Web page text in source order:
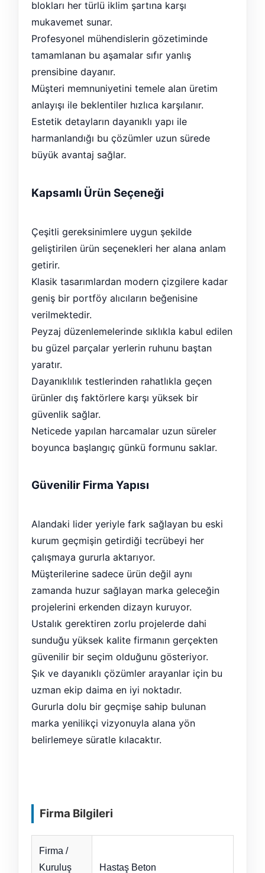
blokları her türlü iklim şartına karşı
mukavemet sunar.
Profesyonel mühendislerin gözetiminde
tamamlanan bu aşamalar sıfır yanlış
prensibine dayanır.
Müşteri memnuniyetini temele alan üretim
anlayışı ile beklentiler hızlıca karşılanır.
Estetik detayların dayanıklı yapı ile
harmanlandığı bu çözümler uzun sürede
büyük avantaj sağlar.
Kapsamlı Ürün Seçeneği
Çeşitli gereksinimlere uygun şekilde
geliştirilen ürün seçenekleri her alana anlam
getirir.
Klasik tasarımlardan modern çizgilere kadar
geniş bir portföy alıcıların beğenisine
verilmektedir.
Peyzaj düzenlemelerinde sıklıkla kabul edilen
bu güzel parçalar yerlerin ruhunu baştan
yaratır.
Dayanıklılık testlerinden rahatlıkla geçen
ürünler dış faktörlere karşı yüksek bir
güvenlik sağlar.
Neticede yapılan harcamalar uzun süreler
boyunca başlangıç günkü formunu saklar.
Güvenilir Firma Yapısı
Alandaki lider yeriyle fark sağlayan bu eski
kurum geçmişin getirdiği tecrübeyi her
çalışmaya gururla aktarıyor.
Müşterilerine sadece ürün değil aynı
zamanda huzur sağlayan marka geleceğin
projelerini erkenden dizayn kuruyor.
Ustalık gerektiren zorlu projelerde dahi
sunduğu yüksek kalite firmanın gerçekten
güvenilir bir seçim olduğunu gösteriyor.
Şık ve dayanıklı çözümler arayanlar için bu
uzman ekip daima en iyi noktadır.
Gururla dolu bir geçmişe sahip bulunan
marka yenilikçi vizyonuyla alana yön
belirlemeye süratle kılacaktır.
Firma Bilgileri
Firma /
Kuruluş
Hastaş Beton